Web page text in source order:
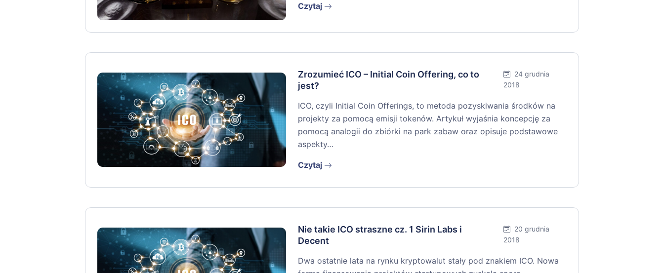
Czytaj
Zrozumieć ICO – Initial Coin Offering, co to
jest?
24 grudnia
2018
ICO, czyli Initial Coin Offerings, to metoda pozyskiwania środków na
projekty za pomocą emisji tokenów. Artykuł wyjaśnia koncepcję za
pomocą analogii do zbiórki na park zabaw oraz opisuje podstawowe
aspekty…
Czytaj
Nie takie ICO straszne cz. 1 Sirin Labs i
Decent
20 grudnia
2018
Dwa ostatnie lata na rynku kryptowalut stały pod znakiem ICO. Nowa